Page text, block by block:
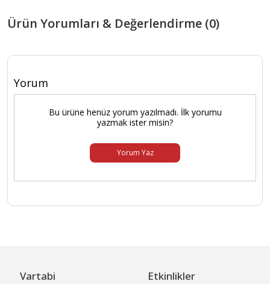
Ürün Yorumları & Değerlendirme (0)
Yorum
Bu ürüne henüz yorum yazılmadı. İlk yorumu
yazmak ister misin?
Yorum Yaz
Vartabi Etkinlikler